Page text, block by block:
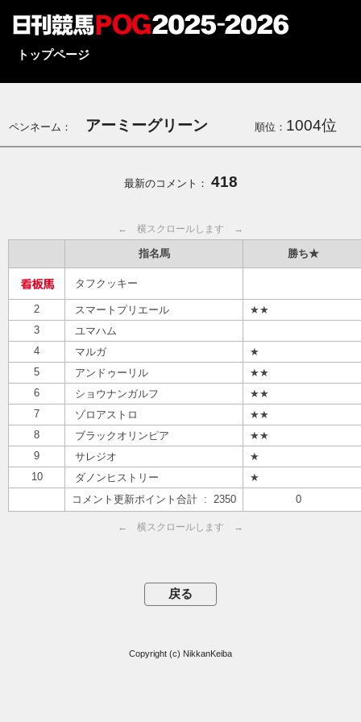
トップページ
ペンネーム： アーミーグリーン 順位： 1004位
最新のコメント： 418
← 横スクロールします →
指名馬 勝ち★
タフクッキー
2 スマートプリエール
★★
3
ユマハム
4
マルガ
★
5
アンドゥーリル
★★
6
ショウナンガルフ
★★
7
ゾロアストロ
★★
8
ブラックオリンピア
★★
9
サレジオ
★
10
ダノンヒストリー
★
コメント更新ポイント合計 : 2350
0
← 横スクロールします →
Copyright (c) NikkanKeiba